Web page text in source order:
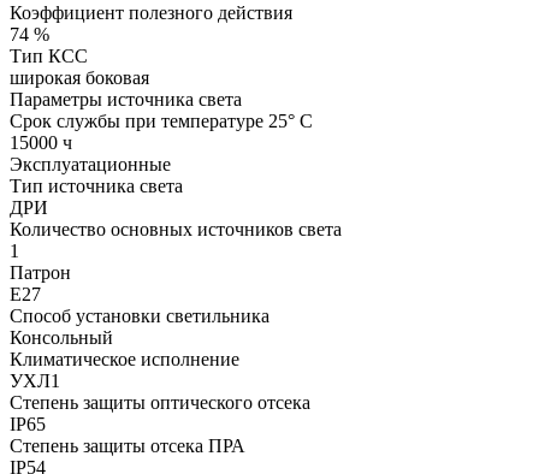
Коэффициент полезного действия
74 %
Тип КСС
широкая боковая
Параметры источника света
Срок службы при температуре 25° С
15000 ч
Эксплуатационные
Тип источника света
ДРИ
Количество основных источников света
1
Патрон
Е27
Способ установки светильника
Консольный
Климатическое исполнение
УХЛ1
Степень защиты оптического отсека
IP65
Степень защиты отсека ПРА
IP54